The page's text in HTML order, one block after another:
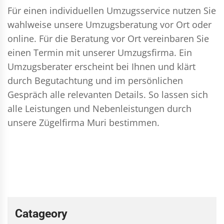
Für einen individuellen Umzugsservice nutzen Sie
wahlweise unsere Umzugsberatung vor Ort oder
online. Für die Beratung vor Ort vereinbaren Sie
einen Termin mit unserer Umzugsfirma. Ein
Umzugsberater erscheint bei Ihnen und klärt
durch Begutachtung und im persönlichen
Gespräch alle relevanten Details. So lassen sich
alle Leistungen und Nebenleistungen durch
unsere Zügelfirma Muri bestimmen.
Catageory